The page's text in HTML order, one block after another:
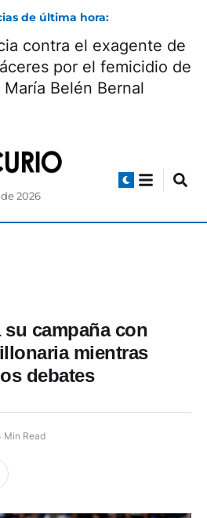
de última hora:
contra el exagente de
por el femicidio de
Belén Bernal
2026
su campaña con
mientras
debates
Min Read